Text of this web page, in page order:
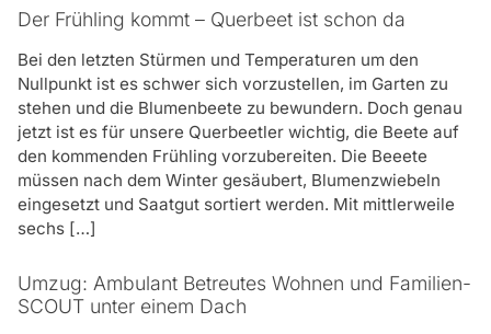
Handlungskompetenz, die Kontrolle über Ihre eigenen
Lebenssituation sowie die Teilnahme am Leben in der
Gemeinschaft. Letztlich ist es erstrebenswert, wenn
Sie (wieder) ein eigenverantwortliches Leben ohne
die dauerhafte Inanspruchnahme von professioneller
Hilfe in der eigenen Wohnung führen können.
Der Frühling kommt – Querbeet ist schon da
Bei den letzten Stürmen und Temperaturen um den
Nullpunkt ist es schwer sich vorzustellen, im Garten zu
stehen und die Blumenbeete zu bewundern. Doch genau
jetzt ist es für unsere Querbeetler wichtig, die Beete auf
den kommenden Frühling vorzubereiten. Die Beeete
müssen nach dem Winter gesäubert, Blumenzwiebeln
eingesetzt und Saatgut sortiert werden. Mit mittlerweile
sechs […]
Umzug: Ambulant Betreutes Wohnen und Familien-
SCOUT unter einem Dach